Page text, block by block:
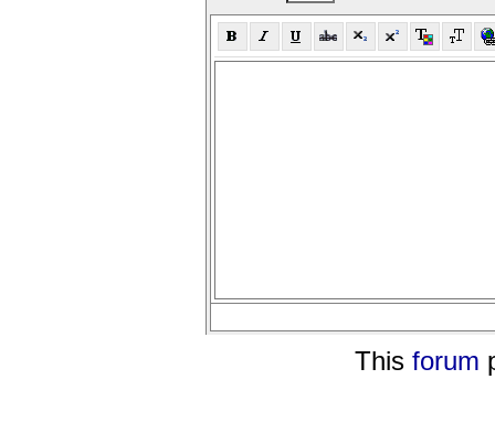
This forum